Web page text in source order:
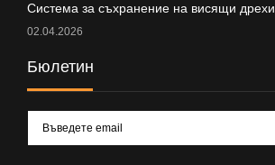
Система за съхранение на висящи дрехи
02.04.2026
Бюлетин